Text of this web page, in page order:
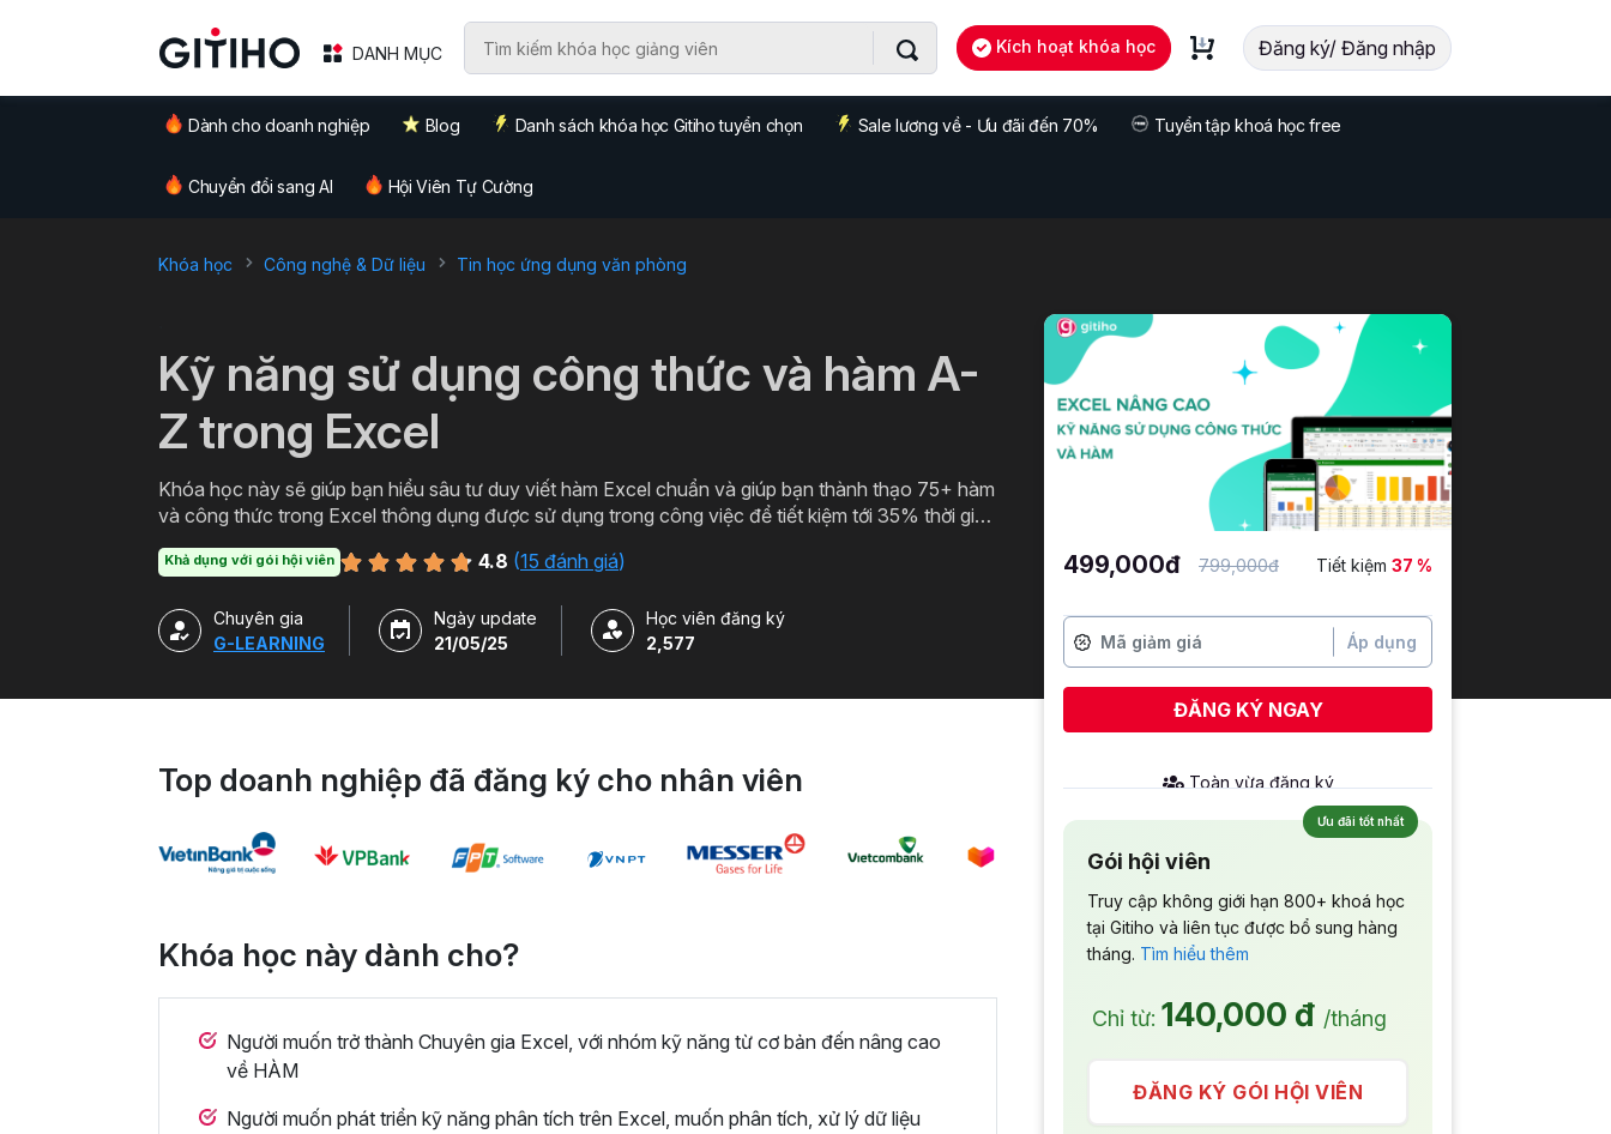
DANH MỤC Kích hoạt khóa học Đăng ký/ Đăng nhập
Dành cho doanh nghiệp Blog Danh sách khóa học Gitiho tuyển chọn Sale lương về - Ưu đãi đến 70% Tuyển tập khoá học free
Chuyển đổi sang AI Hội Viên Tự Cường
Khóa học Công nghệ & Dữ liệu Tin học ứng dụng văn phòng
Kỹ năng sử dụng công thức và hàm A-
Z trong Excel
Khóa học này sẽ giúp bạn hiểu sâu tư duy viết hàm Excel chuẩn và giúp bạn thành thạo 75+ hàm
và công thức trong Excel thông dụng được sử dụng trong công việc để tiết kiệm tới 35% thời gian
Khả dụng với gói hội viên 4.8 (15 đánh giá)
Chuyên gia
G-LEARNING
Ngày update
21/05/25
Học viên đăng ký
2,577
Top doanh nghiệp đã đăng ký cho nhân viên
Khóa học này dành cho?
Người muốn trở thành Chuyên gia Excel, với nhóm kỹ năng từ cơ bản đến nâng cao
về HÀM
Người muốn phát triển kỹ năng phân tích trên Excel, muốn phân tích, xử lý dữ liệu
499,000đ 799,000đ Tiết kiệm 37 %
Áp dụng
ĐĂNG KÝ NGAY
Ưu đãi tốt nhất
Gói hội viên
Truy cập không giới hạn 800+ khoá học
tại Gitiho và liên tục được bổ sung hàng
tháng. Tìm hiểu thêm
Chỉ từ: 140,000 đ /tháng
ĐĂNG KÝ GÓI HỘI VIÊN